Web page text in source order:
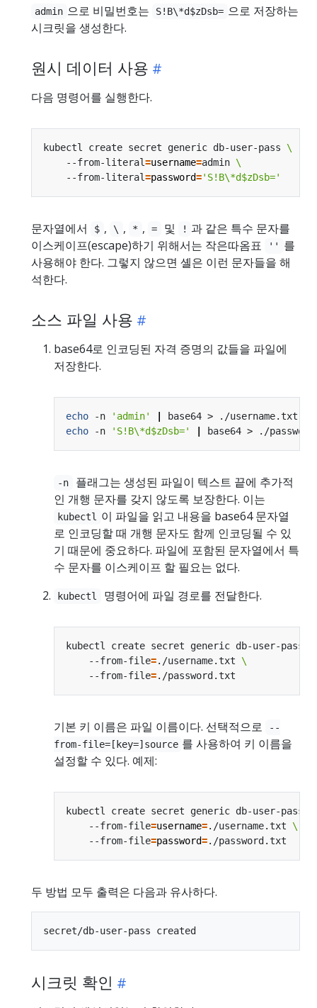
admin 으로 비밀번호는 S!B\*d$zDsb= 으로 저장하는
시크릿을 생성한다.
원시 데이터 사용
다음 명령어를 실행한다.
kubectl create secret generic db-user-pass
    --from-literal
=username=admin
    --from-literal
=password='S!B\*d$zDsb='
문자열에서 $ , \ , * , = 및 ! 과 같은 특수 문자를
이스케이프(escape)하기 위해서는 작은따옴표
''
를
사용해야 한다. 그렇지 않으면 셸은 이런 문자들을 해
석한다.
소스 파일 사용
base64로 인코딩된 자격 증명의 값들을 파일에
저장한다.
echo -n 'admin'
echo -n 'S!B\*d$zDsb='
-n
플래그는 생성된 파일이 텍스트 끝에 추가적
인 개행 문자를 갖지 않도록 보장한다. 이는
kubectl
이 파일을 읽고 내용을 base64 문자열
로 인코딩할 때 개행 문자도 함께 인코딩될 수 있
기 때문에 중요하다. 파일에 포함된 문자열에서 특
수 문자를 이스케이프 할 필요는 없다.
kubectl 명령어에 파일 경로를 전달한다.
kubectl create secret generic db-user-pass
    --from-file
=./username.txt
    --from-file
=
기본 키 이름은 파일 이름이다. 선택적으로
--
from-file=[key=]source 를 사용하여 키 이름을
설정할 수 있다. 예제:
kubectl create secret generic db-user-pass
    --from-file
=username=./username.txt
    --from-file
=password=
두 방법 모두 출력은 다음과 유사하다.
시크릿 확인